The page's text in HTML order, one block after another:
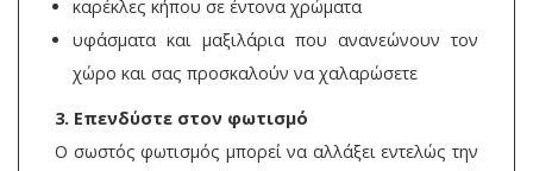
καρέκλες κήπου σε έντονα χρώματα
υφάσματα και μαξιλάρια που ανανεώνουν τον
χώρο και σας προσκαλούν να χαλαρώσετε
3. Επενδύστε στον φωτισμό
Ο σωστός φωτισμός μπορεί να αλλάξει εντελώς την